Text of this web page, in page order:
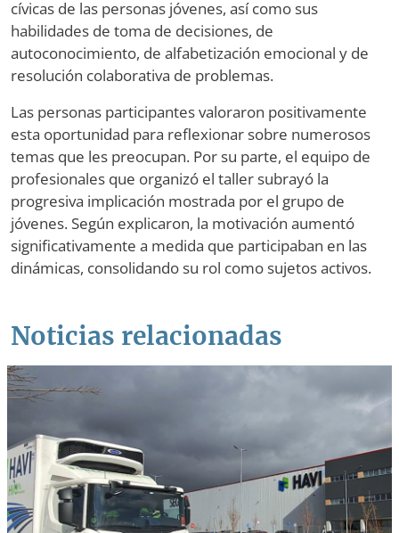
cívicas de las personas jóvenes, así como sus
habilidades de toma de decisiones, de
autoconocimiento, de alfabetización emocional y de
resolución colaborativa de problemas.
Las personas participantes valoraron positivamente
esta oportunidad para reflexionar sobre numerosos
temas que les preocupan. Por su parte, el equipo de
profesionales que organizó el taller subrayó la
progresiva implicación mostrada por el grupo de
jóvenes. Según explicaron, la motivación aumentó
significativamente a medida que participaban en las
dinámicas, consolidando su rol como sujetos activos.
Noticias relacionadas